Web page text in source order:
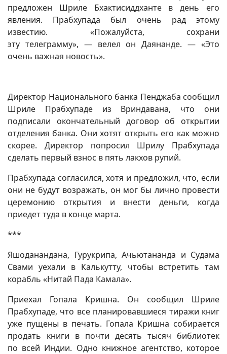
предложен Шриле Бхактисиддханте в день его
явления. Прабхупада был очень рад этому
известию. «Пожалуйста, сохрани
эту телеграмму», — велел он Даянанде. — «Это
очень важная новость».
Директор Национального банка Пенджаба сообщил
Шриле Прабхупаде из Вриндавана, что они
подписали окончательный договор об открытии
отделения банка. Они хотят открыть его как можно
скорее. Директор попросил Шрилу Прабхупада
сделать первый взнос в пять лакхов рупий.
Прабхупада согласился, хотя и предложил, что, если
они не будут возражать, он мог бы лично провести
церемонию открытия и внести деньги, когда
приедет туда в конце марта.
***
Яшоданандана, Гурукрипа, Ачьютананда и Судама
Свами уехали в Калькутту, чтобы встретить там
корабль «Нитай Пада Камала».
Приехал Гопала Кришна. Он сообщил Шриле
Прабхупаде, что все планировавшиеся тиражи книг
уже пущены в печать. Гопала Кришна собирается
продать книги в почти десять тысяч библиотек
по всей Индии. Одно книжное агентство, которое